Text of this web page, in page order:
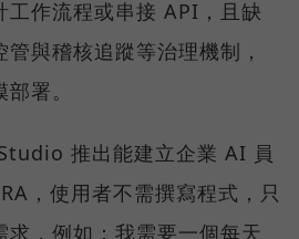
工作流程或串接 API，且缺
與稽核追蹤等治理機制，
署。
推出能建立企業 AI 員
，使用者不需撰寫程式，只
求，例如：我需要一個每天